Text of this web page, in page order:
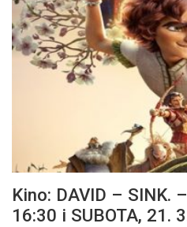
Kino: DAVID – SINK.
16:30 i SUBOTA, 21.